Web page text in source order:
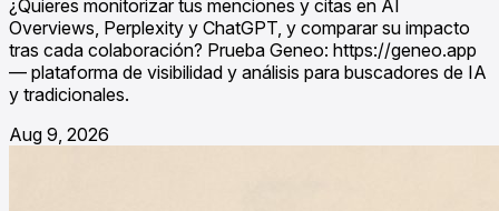
¿Quieres monitorizar tus menciones y citas en AI
Overviews, Perplexity y ChatGPT, y comparar su impacto
tras cada colaboración? Prueba Geneo: https://geneo.app
— plataforma de visibilidad y análisis para buscadores de IA
y tradicionales.
Aug 9, 2026